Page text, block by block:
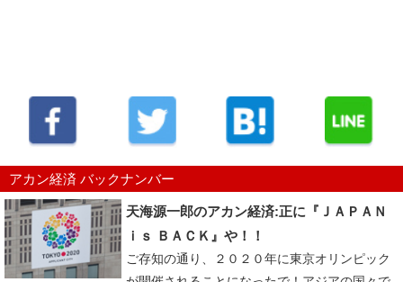
アカン経済 バックナンバー
天海源一郎のアカン経済:正に『ＪＡＰＡＮ
ｉｓ ＢＡＣＫ』や！！
ご存知の通り、２０２０年に東京オリンピック